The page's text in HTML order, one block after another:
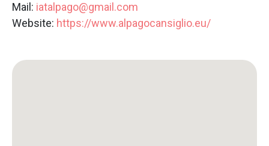
Mail: iatalpago@gmail.com
Website: https://www.alpagocansiglio.eu/